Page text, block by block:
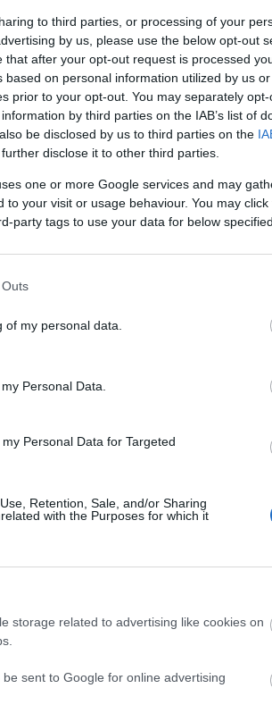
to third parties, or processing of your
by us, please use the below opt-out
after your opt-out request is processed
on personal information utilized by us
prior to your opt-out. You may separately
by third parties on the IAB’s list of
be disclosed by us to third parties on the
disclose it to other third parties.
one or more Google services and may
to your visit or usage behaviour. You may
party tags to use your data for below
my personal data.
Personal Data.
Personal Data for Targeted
Retention, Sale, and/or Sharing
with the Purposes for which it
storage related to advertising like cookies on
sent to Google for online advertising
szét
16:33)
cikk-ára